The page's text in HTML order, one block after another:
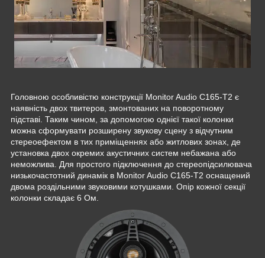
Головною особливістю конструкції Monitor Audio C165-T2 є
наявність двох твитеров, змонтованих на поворотному
підставі. Таким чином, за допомогою однієї такої колонки
можна сформувати розширену звукову сцену з відчутним
стереоефектом в тих приміщеннях або житлових зонах, де
установка двох окремих акустичних систем небажана або
неможлива. Для простого підключення до стереопідсилювача
низькочастотний динамік в Monitor Audio C165-T2 оснащений
двома роздільними звуковими котушками. Опір кожної секції
колонки складає 6 Ом.